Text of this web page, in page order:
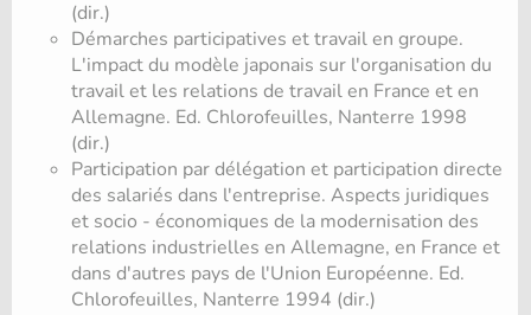
(dir.)
Démarches participatives et travail en groupe.
L'impact du modèle japonais sur l'organisation du
travail et les relations de travail en France et en
Allemagne. Ed. Chlorofeuilles, Nanterre 1998
(dir.)
Participation par délégation et participation directe
des salariés dans l'entreprise. Aspects juridiques
et socio - économiques de la modernisation des
relations industrielles en Allemagne, en France et
dans d'autres pays de l'Union Européenne. Ed.
Chlorofeuilles, Nanterre 1994 (dir.)